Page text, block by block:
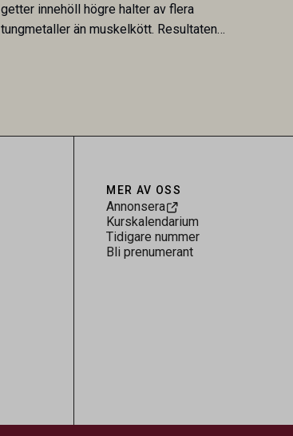
getter innehöll högre halter av flera
tungmetaller än muskelkött. Resultaten
MER AV OSS
Annonsera
Kurskalendarium
Tidigare nummer
Bli prenumerant